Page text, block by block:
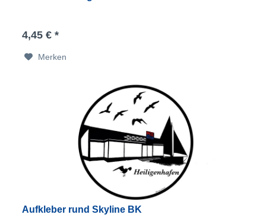
4,45 € *
Merken
Aufkleber rund Skyline BK